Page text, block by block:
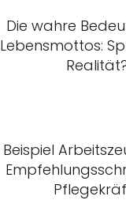
Die wahre
Lebensmottos:
Beispiel